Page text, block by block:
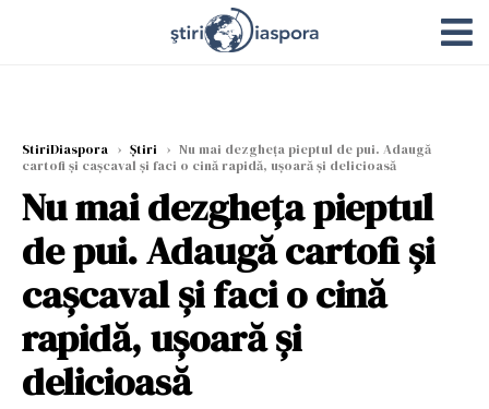
StiriDiaspora › Știri › Nu mai dezgheța pieptul de pui. Adaugă
cartofi și cașcaval și faci o cină rapidă, ușoară și delicioasă
Nu mai dezgheța pieptul
de pui. Adaugă cartofi și
cașcaval și faci o cină
rapidă, ușoară și
delicioasă